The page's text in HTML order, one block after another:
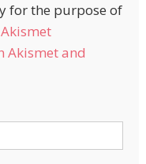
for the purpose of
Akismet
Akismet and